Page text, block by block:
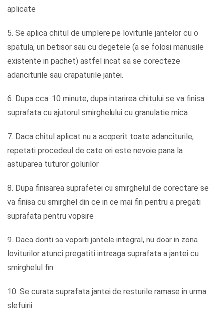
aplicate
5. Se aplica chitul de umplere pe loviturile jantelor cu o
spatula, un betisor sau cu degetele (a se folosi manusile
existente in pachet) astfel incat sa se corecteze
adanciturile sau crapaturile jantei.
6. Dupa cca. 10 minute, dupa intarirea chitului se va finisa
suprafata cu ajutorul smirghelului cu granulatie mica
7. Daca chitul aplicat nu a acoperit toate adanciturile,
repetati procedeul de cate ori este nevoie pana la
astuparea tuturor golurilor
8. Dupa finisarea suprafetei cu smirghelul de corectare se
va finisa cu smirghel din ce in ce mai fin pentru a pregati
suprafata pentru vopsire
9. Daca doriti sa vopsiti jantele integral, nu doar in zona
loviturilor atunci pregatiti intreaga suprafata a jantei cu
smirghelul fin
10. Se curata suprafata jantei de resturile ramase in urma
slefuirii